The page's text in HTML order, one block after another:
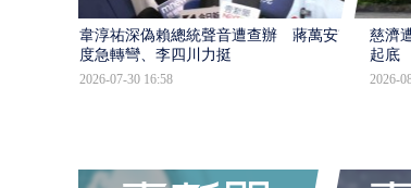
韋淳祐深偽賴總統聲音遭查辦 蔣萬安態
度急轉彎、李四川力挺
2026-07-30 16:58
慈濟
起底
2026-